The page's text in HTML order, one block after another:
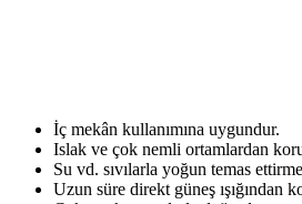
İç mekân kullanımına uygundur.
Islak ve çok nemli ortamlardan
Su vd. sıvılarla yoğun temas
Uzun süre direkt güneş ışığından